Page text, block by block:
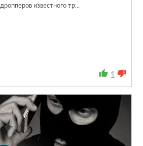
известного тр...
thumb_up 1 thumb_down